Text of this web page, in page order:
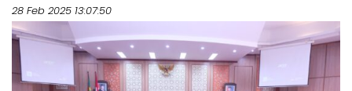
28 Feb 2025 13:07:50